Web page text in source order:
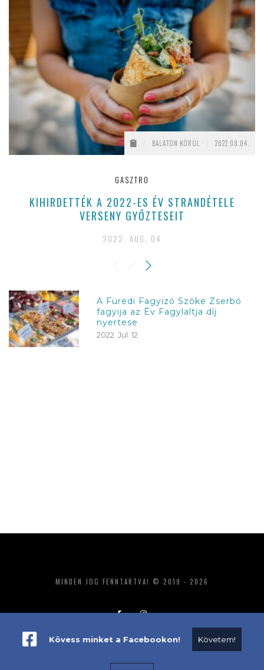
BALATON KÖRÜL 2022.08.04.
GASZTRO
KIHIRDETTÉK A 2022-ES ÉV STRANDÉTELE
VERSENY GYŐZTESEIT
2022. AUG. 04
A Füredi Fagyizó Szőke Zserbó
fagyija az Év Fagylaltja díj
nyertese
2022. Jul. 12
MINDEN JOG FENNTARTVA! © 2019 - 2026
ADATKEZELÉS IMPRESSZUM MÉDIAAJÁNLAT
Kövess minket a Facebookon! Követem!